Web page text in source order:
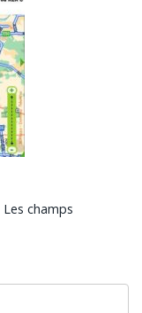
Les champs